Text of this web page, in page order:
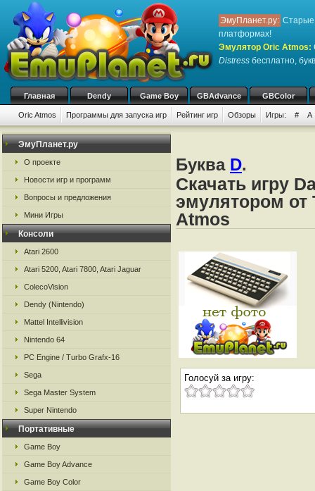
ЭмуПланет.ру: Старые
платформах!
Эмулятор Oric Atmos:
Distress бесплатно,
Главная Dendy Game Boy GBAdvance GBColor
Oric Atmos Программы для запуска игр Рейтинг игр Обзоры Игры: # A
ЭмуПланет.ру
О проекте
Новости игр и программ
Вопросы и предложения
Мини Игры
Консоли
Atari 2600
Atari 5200, Atari 7800, Atari Jaguar
ColecoVision
Dendy (Nintendo)
Mattel Intellivision
Nintendo 64
PC Engine / Turbo Grafx-16
Sega
Sega Master System
Super Nintendo
Портативные
Game Boy
Game Boy Advance
Game Boy Color
Буква D.
Скачать игру
эмулятором от
Atmos
Голосуй за игру: